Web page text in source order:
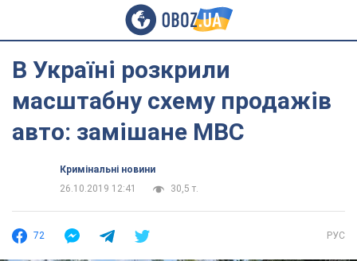
В Україні розкрили
масштабну схему продажів
авто: замішане МВС
Кримінальні новини
26.10.2019 12:41
30,5 т.
72 РУС